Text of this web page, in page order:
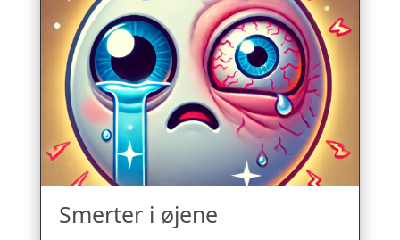
Smerter i øjene